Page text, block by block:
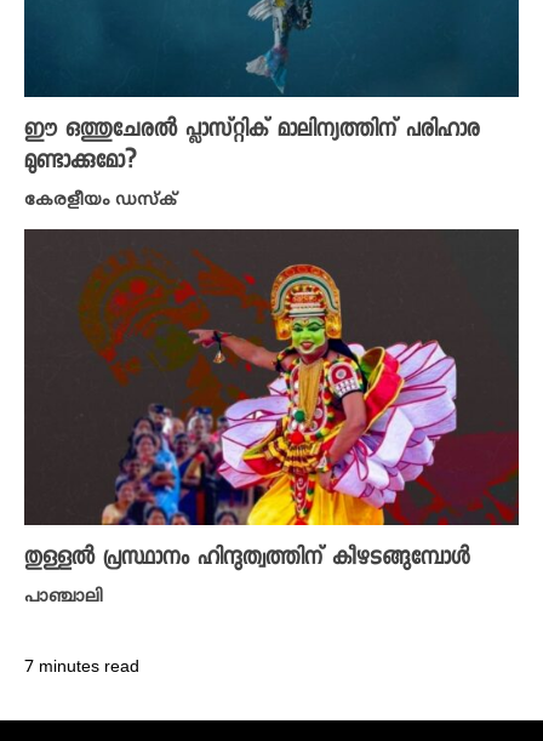
ഈ ഒത്തുചേരൽ പ്ലാസ്റ്റിക് മാലിന്യത്തിന് പരിഹാര
മുണ്ടാക്കുമോ?
കേരളീയം ഡസ്ക്
തുള്ളൽ പ്രസ്ഥാനം ഹിന്ദുത്വത്തിന് കീഴടങ്ങുമ്പോൾ
പാഞ്ചാലി
7 minutes read